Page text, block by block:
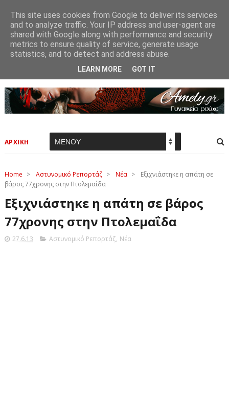
ΑΡΧΙΚΗ
Home > Αστυνομικό Ρεπορτάζ > Νέα >
Εξιχνιάστηκε η απάτη σε
βάρος 77χρονης στην Πτολεμαΐδα
Εξιχνιάστηκε η απάτη σε βάρος
77χρονης στην Πτολεμαΐδα
27.6.13 Αστυνομικό Ρεπορτάζ, Νέα
This site uses cookies from Google to deliver its services
and to analyze traffic. Your IP address and user-agent are
shared with Google along with performance and security
metrics to ensure quality of service, generate usage
statistics, and to detect and address abuse.
LEARN MORE GOT IT